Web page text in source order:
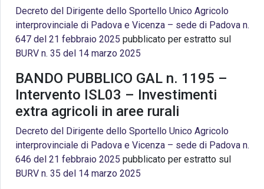
Decreto del Dirigente dello Sportello Unico Agricolo
interprovinciale di Padova e Vicenza – sede di Padova n.
647 del 21 febbraio 2025 pubblicato per estratto sul
BURV n. 35 del 14 marzo 2025
BANDO PUBBLICO GAL n. 1195 –
Intervento ISL03 – Investimenti
extra agricoli in aree rurali
Decreto del Dirigente dello Sportello Unico Agricolo
interprovinciale di Padova e Vicenza – sede di Padova n.
646 del 21 febbraio 2025 pubblicato per estratto sul
BURV n. 35 del 14 marzo 2025